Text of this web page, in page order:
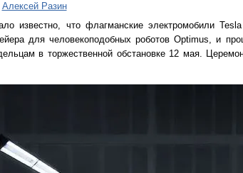
Алексей Разин
известно, что флагманские электромобили
для человекоподобных роботов Optimus, и
в торжественной обстановке 12 мая.